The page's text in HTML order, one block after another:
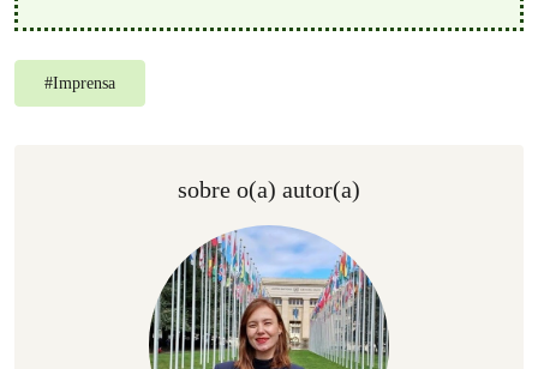
#Imprensa
sobre o(a) autor(a)